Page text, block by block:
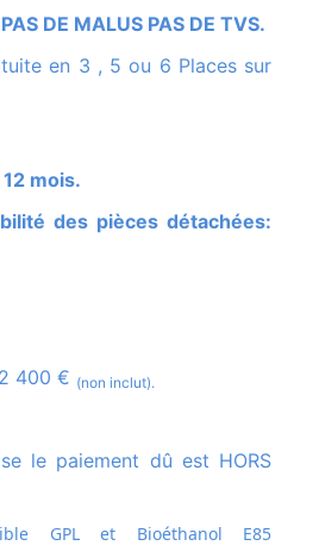
DE MALUS PAS DE TVS.
12 mois.
2 400 € (non inclut).
GPL et Bioéthanol E85